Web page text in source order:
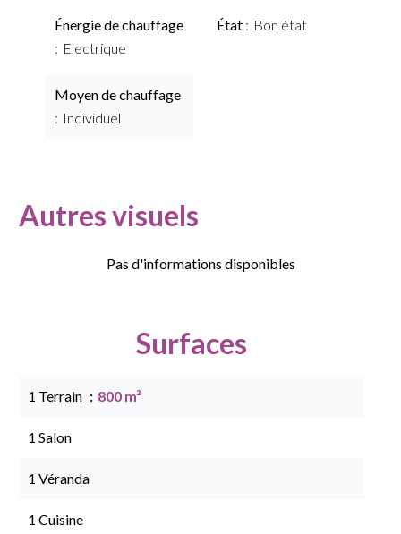
Énergie de chauffage
Electrique
Moyen de chauffage
Individuel
État Bon état
Autres visuels
Pas d'informations disponibles
Surfaces
1 Terrain 800 m²
1 Salon
1 Véranda
1 Cuisine